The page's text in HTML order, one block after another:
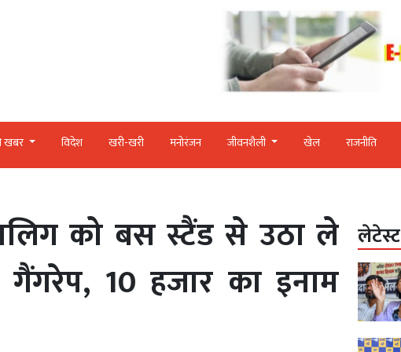
खबर विदेश खरी-खरी मनोरंजन जीवनशैली खेल राजनीति
को बस स्टैंड से उठा ले
10 हजार का इनाम
लेटेस्ट